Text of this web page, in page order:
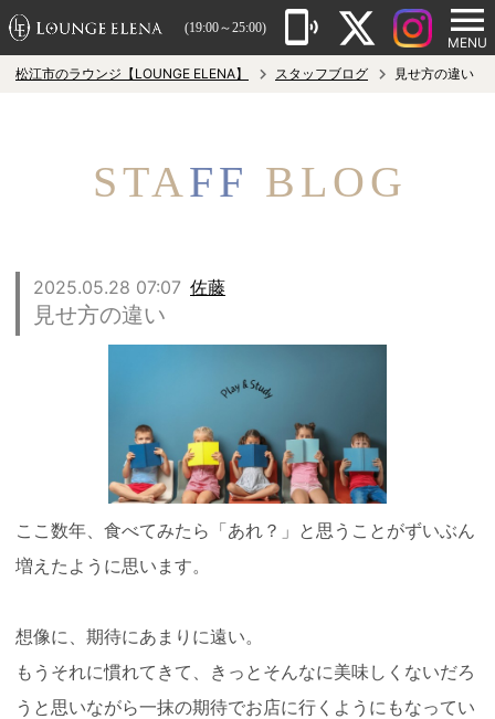
MENU
(19:00～25:00)
松江市のラウンジ【LOUNGE ELENA】 スタッフブログ 見せ方の違い
STAFF BLOG
2025.05.28 07:07 佐藤
見せ方の違い
ここ数年、食べてみたら「あれ？」と思うことがずいぶん
増えたように思います。
想像に、期待にあまりに遠い。
もうそれに慣れてきて、きっとそんなに美味しくないだろ
うと思いながら一抹の期待でお店に行くようにもなってい